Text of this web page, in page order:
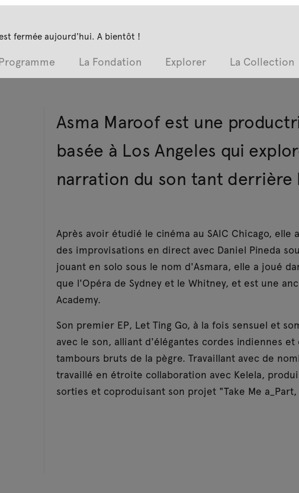
fermée aujourd'hui. A bientôt !
La Fondation Explorer La Collection
Asma Maroof est une
basée à Los Angeles qui
narration du son tant
Après avoir étudié le cinéma au SAIC Chicago,
des improvisations en direct avec Daniel Pineda
jouant en solo sous le nom d'Asmara, elle a joué
que l'Opéra de Sydney et le Whitney, et est une
Academy.
Son premier EP, Let Ting Go, à la fois sensuel et
avec le son, alliant d'élégantes cordes indiennes
tambours bruts de la pègre. Travaillant avec de
travaillé en étroite collaboration avec Kelela,
sorties et coproduisant son projet "Take Me